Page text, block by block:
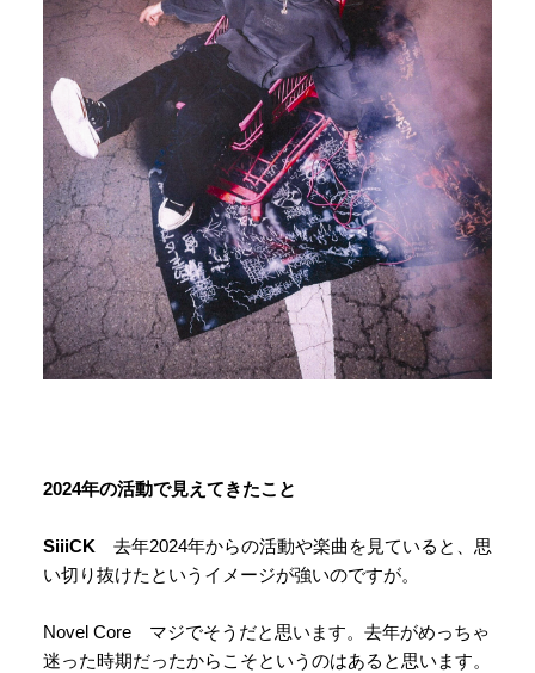
2024年の活動で見えてきたこと
SiiiCK 去年2024年からの活動や楽曲を見ていると、思
い切り抜けたというイメージが強いのですが。
Novel Core マジでそうだと思います。去年がめっちゃ
迷った時期だったからこそというのはあると思います。